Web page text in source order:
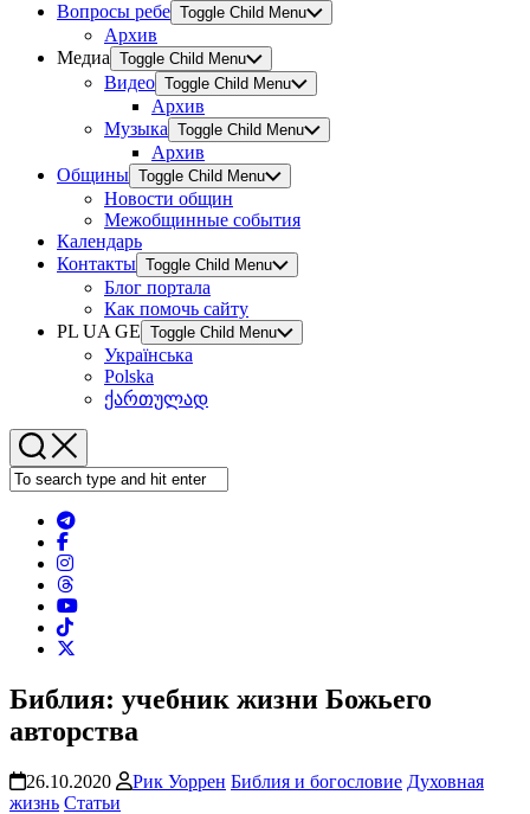
Вопросы ребе Toggle Child Menu
Архив
Медиа Toggle Child Menu
Видео Toggle Child Menu
Архив
Музыка Toggle Child Menu
Архив
Общины Toggle Child Menu
Новости общин
Межобщинные события
Календарь
Контакты Toggle Child Menu
Блог портала
Как помочь сайту
PL UA GE Toggle Child Menu
Українська
Polska
ქართულად
Библия: учебник жизни Божьего
авторства
26.10.2020 Рик Уоррен Библия и богословие Духовная
жизнь Статьи